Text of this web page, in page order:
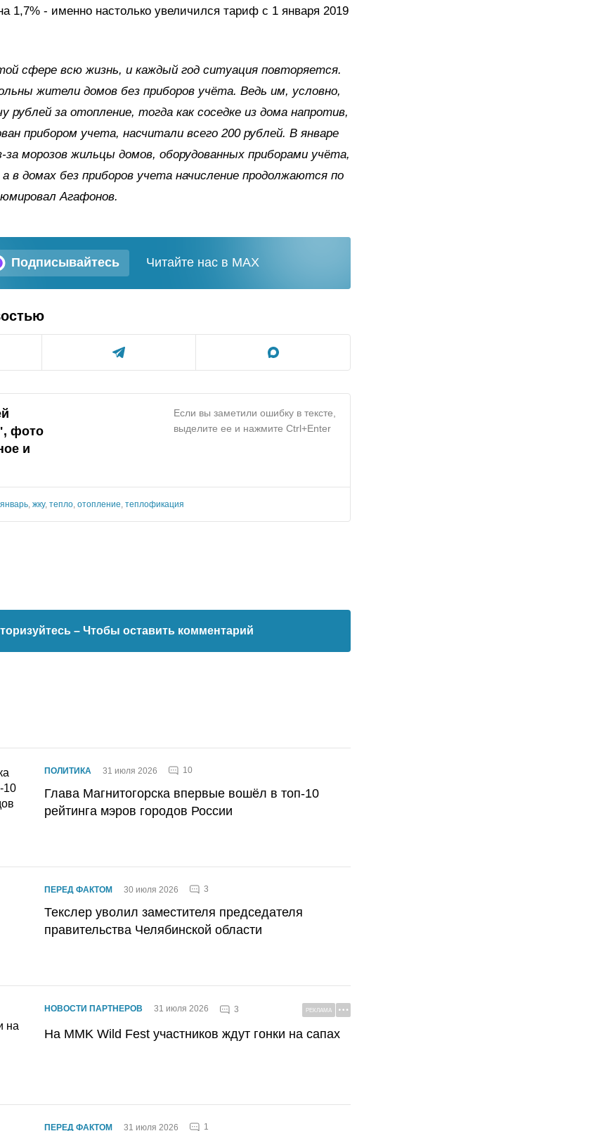
1,7% - именно настолько увеличился тариф с 1 января 2019
сфере всю жизнь, и каждый год ситуация повторяется.
жители домов без приборов учёта. Ведь им, условно,
рублей за отопление, тогда как соседке из дома напротив,
прибором учета, насчитали всего 200 рублей. В январе
за морозов жильцы домов, оборудованных приборами учёта,
в домах без приборов учета начисление продолжаются по
Агафонов.
Подписывайтесь Читайте нас в MAX
фото
и
Если вы заметили ошибку в тексте,
выделите ее и нажмите Ctrl+Enter
январь жку, тепло отопление теплофикация
– Чтобы оставить комментарий
ПОЛИТИКА 31 июля 2026 10
Глава Магнитогорска впервые вошёл в топ-10
рейтинга мэров городов России
ПЕРЕД ФАКТОМ 30 июля 2026 3
Текслер уволил заместителя председателя
правительства Челябинской области
НОВОСТИ ПАРТНЕРОВ 31 июля 2026 3 РЕКЛАМА
На MMK Wild Fest участников ждут гонки на сапах
ПЕРЕД ФАКТОМ 31 июля 2026 1